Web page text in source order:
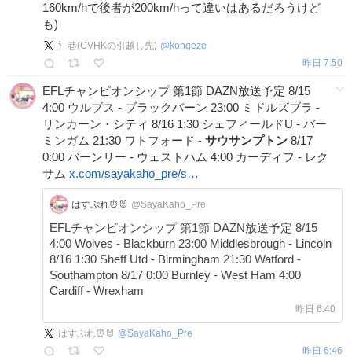
160km/hで後者が200km/hって違いはあるだろうけど
も)
氵巷(CVHKの引越し先) @ kongeze
昨日 7:50
EFLチャンピオンシップ 第1節 DAZN放送予定 8/15
4:00 ウルブス - ブラックバーン 23:00 ミドルズブラ -
リンカーン・シティ 8/16 1:30 シェフィールドU - バー
ミンガム 21:30 ワトフォード - サウサンプトン 8/17
0:00 バーンリー - ウェストハム 4:00 カーディフ - レク
サム x.com/sayakaho_pre/s…
はすぷれ⏰🐰 @SayaKaho_Pre
EFLチャンピオンシップ 第1節 DAZN放送予定 8/15
4:00 Wolves - Blackburn 23:00 Middlesbrough - Lincoln
8/16 1:30 Sheff Utd - Birmingham 21:30 Watford -
Southampton 8/17 0:00 Burnley - West Ham 4:00
Cardiff - Wrexham
昨日 6:40
はすぷれ⏰🐰 @SayaKaho_Pre
昨日 6:46